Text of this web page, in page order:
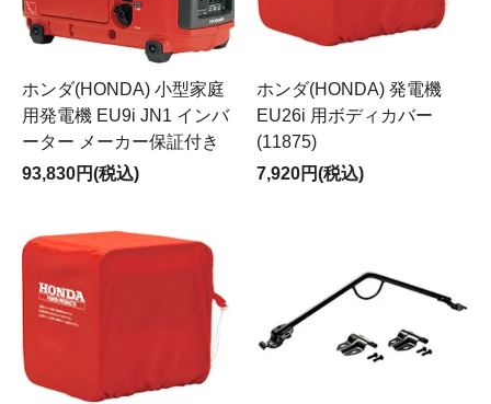
ホンダ(HONDA) 小型家庭
用発電機 EU9i JN1 インバ
ーター メーカー保証付き
93,830円(税込)
ホンダ(HONDA) 発電機
EU26i 用ボディカバー
(11875)
7,920円(税込)